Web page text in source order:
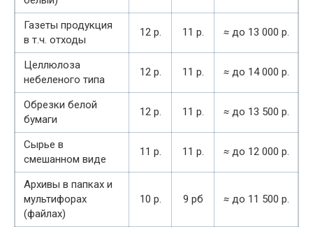
Газеты продукция
в т.ч. отходы
12 р. 11 р. ≈ до 13 000 р.
Целлюлоза
небеленого типа
12 р. 11 р. ≈ до 14 000 р.
Обрезки белой
бумаги
12 р. 11 р. ≈ до 13 500 р.
Сырье в
смешанном виде
11 р. 11 р. ≈ до 12 000 р.
Архивы в папках и
мультифорах
(файлах)
10 р. 9 рб ≈ до 11 500 р.